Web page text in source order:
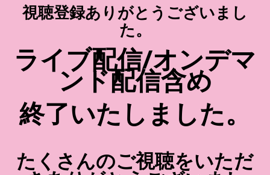
視聴登録ありがとうございまし
た。
ライブ配信/オンデマ
ンド配信含め
終了いたしました。
たくさんのご視聴をいただ